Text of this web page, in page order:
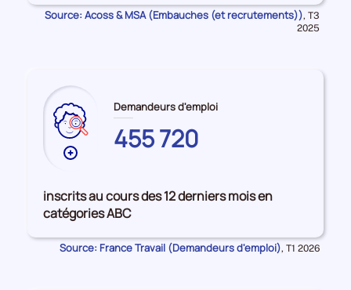
Embauches
Source: Acoss & MSA (Embauches (et recrutements)), Données
pour
T3
2025
Plus
données
sur
les
PAYS
Demandeurs d'emploi
455 720
inscrits au cours des 12 derniers mois en
catégories ABC
Source: France Travail (Demandeurs d'emploi), Données
T1 2026